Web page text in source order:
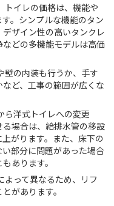
トイレの価格は、機能や
。シンプルな機能のタン
ザイン性の高いタンクレ
どの多機能モデルは高価
壁の内装も行うか、手す
ど、工事の範囲が広くな
ら洋式トイレへの変更
場合は、給排水管の移設
がります。また、床下の
部分に問題があった場合
あります。
よって異なるため、リフ
があります。